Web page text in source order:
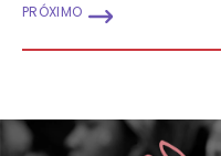
PRÓXIMO